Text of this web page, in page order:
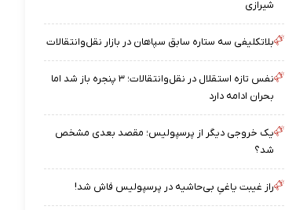
شیرازی
بلاتکلیفی سه ستاره سابق سپاهان در بازار نقل‌وانتقالات
نفس تازه استقلال در نقل‌وانتقالات؛ ۳ پنجره باز شد اما
بحران ادامه دارد
یک خروجی دیگر از پرسپولیس؛ مقصد بعدی مشخص
شد؟
راز غیبت یاغیِ بی‌حاشیه در پرسپولیس فاش شد!